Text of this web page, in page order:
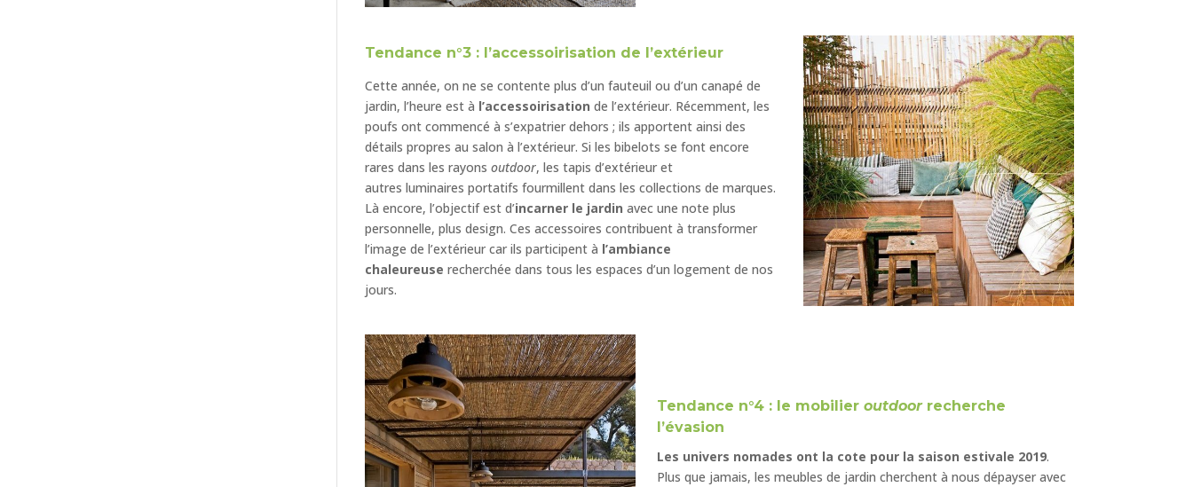
Tendance n°3 : l’accessoirisation de l’extérieur
Cette année, on ne se contente plus d’un fauteuil ou d’un canapé de
jardin, l’heure est à l’accessoirisation de l’extérieur. Récemment, les
poufs ont commencé à s’expatrier dehors ; ils apportent ainsi des
détails propres au salon à l’extérieur. Si les bibelots se font encore
rares dans les rayonsoutdoor, les tapis d’extérieur et
autres luminaires portatifs fourmillent dans les collections de marques.
Là encore, l’objectif est d’incarner le jardinavec une note plus
personnelle, plus design. Ces accessoires contribuent à transformer
l’image de l’extérieur car ils participent à l’ambiance
chaleureuse recherchée dans tous les espaces d’un logement de nos
jours.
Tendance n°4 : le mobilieroutdoorrecherche
l’évasion
Les univers nomades ont la cote pour la saison estivale 2019.
Plus que jamais, les meubles de jardin cherchent à nous dépayser avec